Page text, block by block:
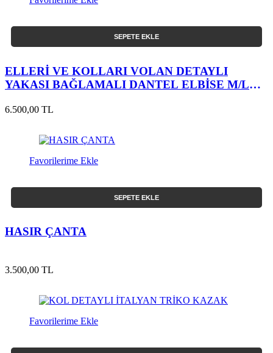
SEPETE EKLE
ELLERİ VE KOLLARI VOLAN DETAYLI
YAKASI BAĞLAMALI DANTEL ELBİSE M/L
6.500,00 TL
Favorilerime Ekle
SEPETE EKLE
HASIR ÇANTA
3.500,00 TL
Favorilerime Ekle